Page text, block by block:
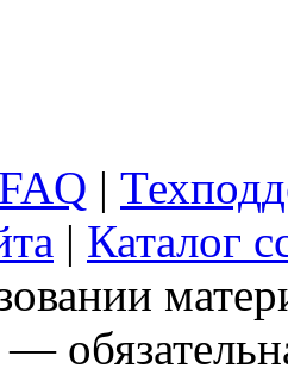
FAQ |
| Каталог